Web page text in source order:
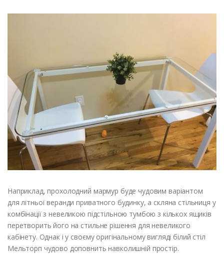
Наприклад, прохолодний мармур буде чудовим варіантом
для літньої веранди приватного будинку, а скляна стільниця у
комбінації з невеликою підстільною тумбою з кількох ящиків
перетворить його на стильне рішення для невеликого
кабінету. Однак і у своєму оригінальному вигляді білий стіл
Мельторп чудово доповнить навколишній простір.